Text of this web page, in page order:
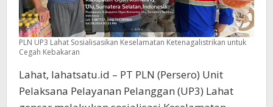
PLN UP3 Lahat Sosialisasikan Keselamatan Ketenagalistrikan untuk
Cegah Kebakaran
Lahat, lahatsatu.id – PT PLN (Persero) Unit
Pelaksana Pelayanan Pelanggan (UP3) Lahat